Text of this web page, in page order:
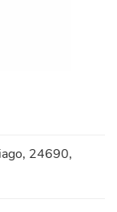
24690,